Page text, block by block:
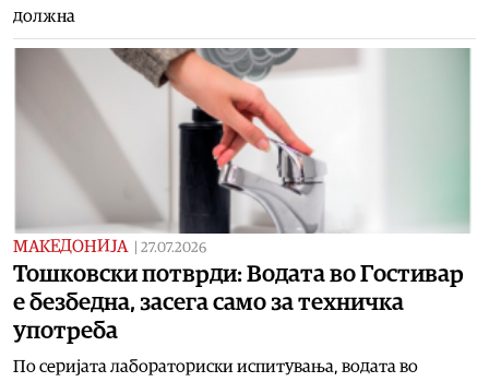
должна
МАКЕДОНИЈА 27.07.2026
Тошковски потврди: Водата во Гостивар
е безбедна, засега само за техничка
употреба
По серијата лабораториски испитувања, водата во